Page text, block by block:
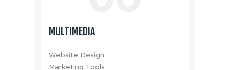
MULTIMEDIA
Website Design
Marketing Tools